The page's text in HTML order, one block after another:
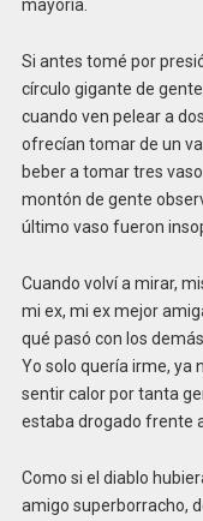
mayoría.
Si antes tomé por
círculo gigante de
cuando ven pelear a
ofrecían tomar de un
beber a tomar tres
montón de gente
último vaso fueron
Cuando volví a mirar,
mi ex, mi ex mejor
qué pasó con los
Yo solo quería irme, ya
sentir calor por tanta
estaba drogado frente
Como si el diablo
amigo superborracho,